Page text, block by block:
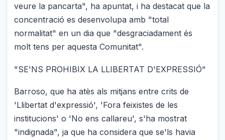
veure la pancarta", ha apuntat, i ha destacat que la
concentració es desenvolupa amb "total
normalitat" en un dia que "desgraciadament és
molt tens per aquesta Comunitat".
"SE'NS PROHIBIX LA LLIBERTAT D'EXPRESSIÓ"
Barroso, que ha atès als mitjans entre crits de
'Llibertat d'expressió', 'Fora feixistes de les
institucions' o 'No ens callareu', s'ha mostrat
"indignada", ja que ha considera que se'ls havia